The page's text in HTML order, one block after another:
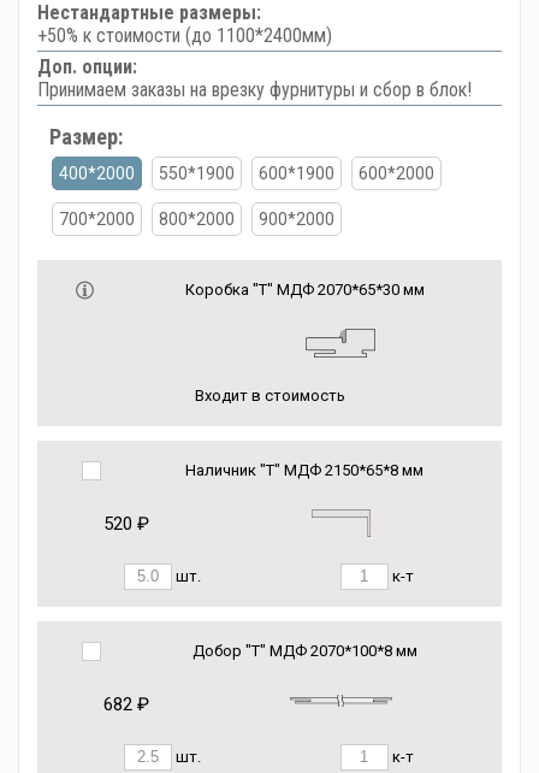
Нестандартные размеры:
+50% к стоимости (до 1100*2400мм)
Доп. опции:
Принимаем заказы на врезку фурнитуры и сбор в блок!
Размер:
400*2000 550*1900 600*1900 600*2000
700*2000 800*2000 900*2000
Коробка "Т" МДФ 2070*65*30 мм
Входит в стоимость
Наличник "Т" МДФ 2150*65*8 мм
520 ₽
шт. к-т
Добор "Т" МДФ 2070*100*8 мм
682 ₽
шт. к-т